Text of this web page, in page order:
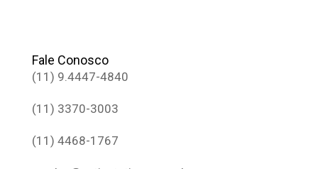
Fale Conosco
(11) 9.4447-4840
(11) 3370-3003
(11) 4468-1767